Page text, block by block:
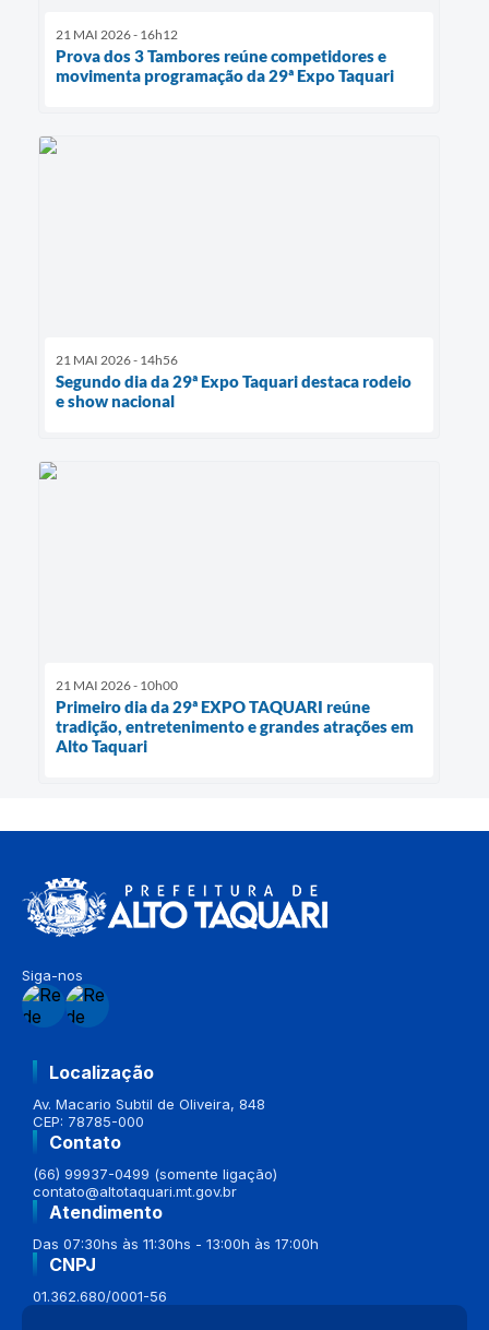
21 MAI 2026 - 16h12
Prova dos 3 Tambores reúne competidores e
movimenta programação da 29ª Expo Taquari
21 MAI 2026 - 14h56
Segundo dia da 29ª Expo Taquari destaca rodeio
e show nacional
21 MAI 2026 - 10h00
Primeiro dia da 29ª EXPO TAQUARI reúne
tradição, entretenimento e grandes atrações em
Alto Taquari
Siga-nos
Localização
Av. Macario Subtil de Oliveira, 848
CEP: 78785-000
Contato
(66) 99937-0499 (somente ligação)
contato@altotaquari.mt.gov.br
Atendimento
Das 07:30hs às 11:30hs - 13:00h às 17:00h
CNPJ
01.362.680/0001-56